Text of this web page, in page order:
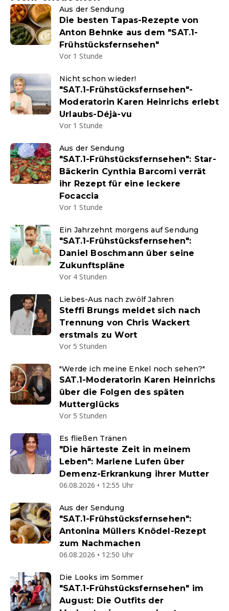
Aus der Sendung
Die besten Tapas-Rezepte von
Anton Behnke aus dem "SAT.1-
Frühstücksfernsehen"
Vor 1 Stunde
Nicht schon wieder!
"SAT.1-Frühstücksfernsehen"-
Moderatorin Karen Heinrichs erlebt
Urlaubs-Déjà-vu
Vor 1 Stunde
Aus der Sendung
"SAT.1-Frühstücksfernsehen": Star-
Bäckerin Cynthia Barcomi verrät
ihr Rezept für eine leckere
Focaccia
Vor 1 Stunde
Ein Jahrzehnt morgens auf Sendung
"SAT.1-Frühstücksfernsehen":
Daniel Boschmann über seine
Zukunftspläne
Vor 4 Stunden
Liebes-Aus nach zwölf Jahren
Steffi Brungs meldet sich nach
Trennung von Chris Wackert
erstmals zu Wort
Vor 5 Stunden
"Werde ich meine Enkel noch sehen?"
SAT.1-Moderatorin Karen Heinrichs
über die Folgen des späten
Mutterglücks
Vor 5 Stunden
Es fließen Tränen
"Die härteste Zeit in meinem
Leben": Marlene Lufen über
Demenz-Erkrankung ihrer Mutter
06.08.2026 • 12:55 Uhr
Aus der Sendung
"SAT.1-Frühstücksfernsehen":
Antonina Müllers Knödel-Rezept
zum Nachmachen
06.08.2026 • 12:50 Uhr
Die Looks im Sommer
"SAT.1-Frühstücksfernsehen" im
August: Die Outfits der